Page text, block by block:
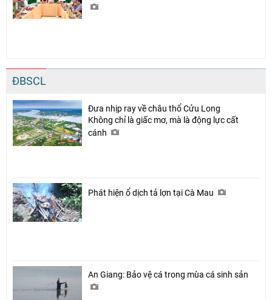
ĐBSCL
Đưa nhịp ray về châu thổ Cửu Long
Không chỉ là giấc mơ, mà là động lực cất
cánh
Phát hiện ổ dịch tả lợn tại Cà Mau
An Giang: Bảo vệ cá trong mùa cá sinh sản